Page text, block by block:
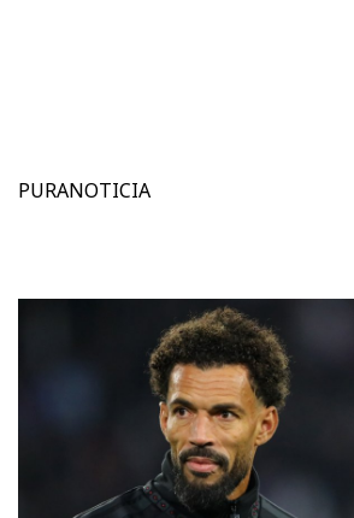
PURANOTICIA